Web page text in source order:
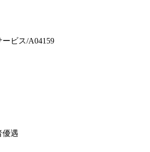
ビス/A04159
優遇